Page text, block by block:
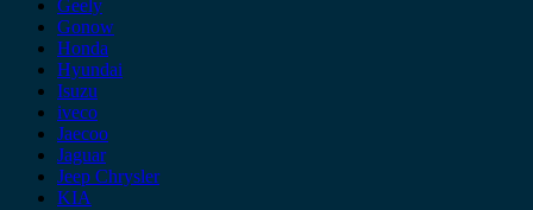
Geely
Gonow
Honda
Hyundai
Isuzu
iveco
Jaecoo
Jaguar
Jeep Chrysler
KIA